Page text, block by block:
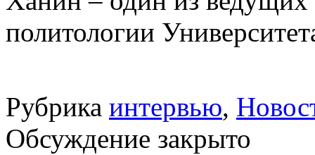
политологии
Рубрика интервью,
Обсуждение закрыто